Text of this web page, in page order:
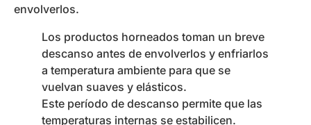
envolverlos.
Los productos horneados toman un breve
descanso antes de envolverlos y enfriarlos
a temperatura ambiente para que se
vuelvan suaves y elásticos.
Este período de descanso permite que las
temperaturas internas se estabilicen.